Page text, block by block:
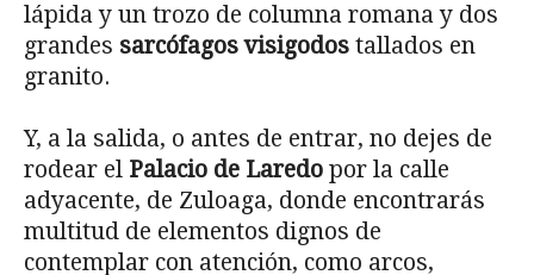
lápida y un trozo de columna romana y dos
grandes sarcófagos visigodos tallados en
granito.
Y, a la salida, o antes de entrar, no dejes de
rodear el Palacio de Laredo por la calle
adyacente, de Zuloaga, donde encontrarás
multitud de elementos dignos de
contemplar con atención, como arcos,